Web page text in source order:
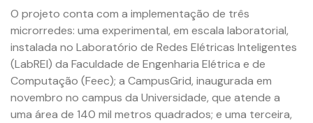
O projeto conta com a implementação de três
microrredes: uma experimental, em escala laboratorial,
instalada no Laboratório de Redes Elétricas Inteligentes
(LabREI) da Faculdade de Engenharia Elétrica e de
Computação (Feec); a CampusGrid, inaugurada em
novembro no campus da Universidade, que atende a
uma área de 140 mil metros quadrados; e uma terceira,